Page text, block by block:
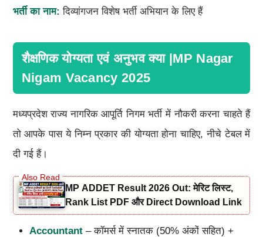
भर्ती का नाम: दिव्यांगजन विशेष भर्ती अभियान के लिए हैं
शैक्षणिक योग्यता एवं अनुभव क्या |MP Nagar
Nigam Vacancy 2025
मध्यप्रदेश राज्य नागरिक आपूर्ति निगम भर्ती में नौकरी करना चाहते हैं
तो आपके पास ये निम्न प्रकार की योग्यता होना चाहिए, नीचे टेबल में
दी गई हैं।
MP ADDET Result 2026 Out: मेरिट लिस्ट,
Rank List PDF और Direct Download Link
Accountant– कॉमर्स में स्नातक (50% अंकों सहित) +